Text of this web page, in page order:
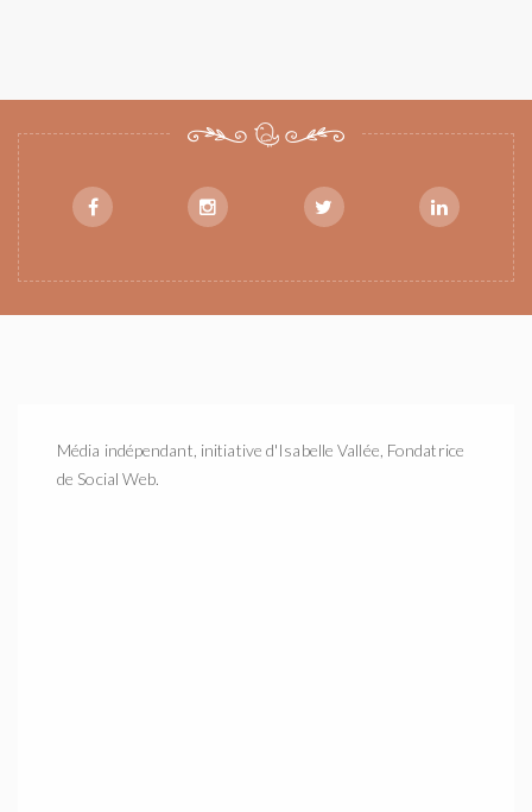
Média indépendant, initiative d'Isabelle Vallée, Fondatrice
de Social Web.